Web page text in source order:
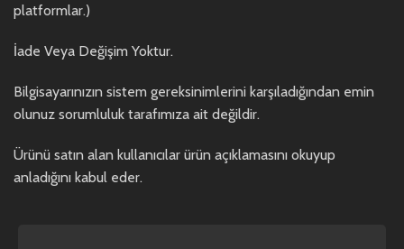
platformlar.)
İade Veya Değişim Yoktur.
Bilgisayarınızın sistem gereksinimlerini karşıladığından emin
olunuz sorumluluk tarafımıza ait değildir.
Ürünü satın alan kullanıcılar ürün açıklamasını okuyup
anladığını kabul eder.